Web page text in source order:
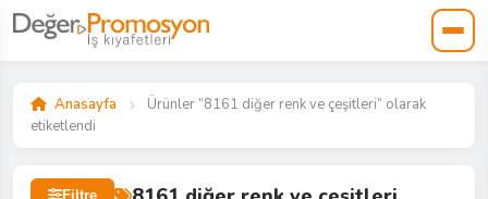
Anasayfa
Ürünler “8161 diğer renk ve çeşitleri” olarak
etiketlendi
Filtre